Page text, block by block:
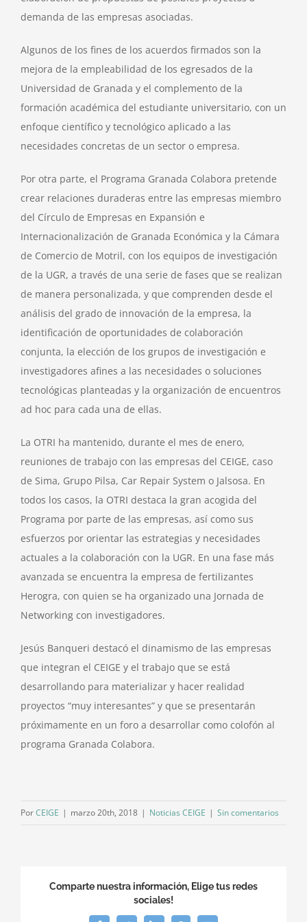
demanda de las empresas asociadas.
Algunos de los fines de los acuerdos firmados son la
mejora de la empleabilidad de los egresados de la
Universidad de Granada y el complemento de la
formación académica del estudiante universitario, con un
enfoque científico y tecnológico aplicado a las
necesidades concretas de un sector o empresa.
Por otra parte, el Programa Granada Colabora pretende
crear relaciones duraderas entre las empresas miembro
del Círculo de Empresas en Expansión e
Internacionalización de Granada Económica y la Cámara
de Comercio de Motril, con los equipos de investigación
de la UGR, a través de una serie de fases que se realizan
de manera personalizada, y que comprenden desde el
análisis del grado de innovación de la empresa, la
identificación de oportunidades de colaboración
conjunta, la elección de los grupos de investigación e
investigadores afines a las necesidades o soluciones
tecnológicas planteadas y la organización de encuentros
ad hoc para cada una de ellas.
La OTRI ha mantenido, durante el mes de enero,
reuniones de trabajo con las empresas del CEIGE, caso
de Sima, Grupo Pilsa, Car Repair System o Jalsosa. En
todos los casos, la OTRI destaca la gran acogida del
Programa por parte de las empresas, así como sus
esfuerzos por orientar las estrategias y necesidades
actuales a la colaboración con la UGR. En una fase más
avanzada se encuentra la empresa de fertilizantes
Herogra, con quien se ha organizado una Jornada de
Networking con investigadores.
Jesús Banqueri destacó el dinamismo de las empresas
que integran el CEIGE y el trabajo que se está
desarrollando para materializar y hacer realidad
proyectos “muy interesantes” y que se presentarán
próximamente en un foro a desarrollar como colofón al
programa Granada Colabora.
PorCEIGE | marzo 20th, 2018 | Noticias CEIGE | Sin comentarios
Comparte nuestra información, Elige tus redes
sociales!